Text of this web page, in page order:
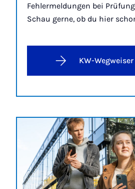
Fehlermeldungen bei
Schau gerne, ob du hier
KW-Wegweiser